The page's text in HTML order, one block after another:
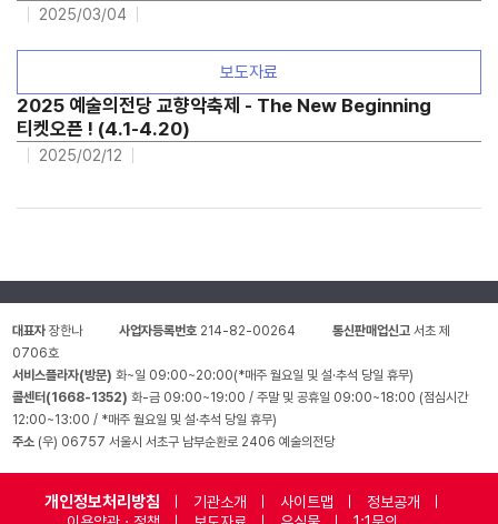
2025/03/04
보도자료
2025 예술의전당 교향악축제 - The New Beginning
티켓오픈 ! (4.1-4.20)
2025/02/12
대표자장한나 사업자등록번호 214-82-00264 통신판매업신고서초 제
0706호
서비스플라자(방문)화~일 09:00~20:00(*매주 월요일 및 설·추석 당일 휴무)
콜센터(1668-1352)화-금 09:00~19:00 / 주말 및 공휴일 09:00~18:00 (점심시간
12:00~13:00 / *매주 월요일 및 설·추석 당일 휴무)
주소 (우) 06757 서울시 서초구 남부순환로 2406 예술의전당
개인정보처리방침 기관소개 사이트맵
정보공개